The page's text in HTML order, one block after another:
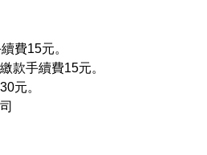
費15元。
款手續費15元。
元。